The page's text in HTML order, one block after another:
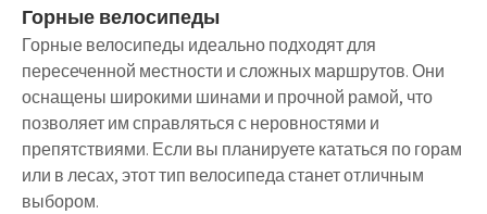
Горные велосипеды
Горные велосипеды идеально подходят для
пересеченной местности и сложных маршрутов. Они
оснащены широкими шинами и прочной рамой, что
позволяет им справляться с неровностями и
препятствиями. Если вы планируете кататься по горам
или в лесах, этот тип велосипеда станет отличным
выбором.